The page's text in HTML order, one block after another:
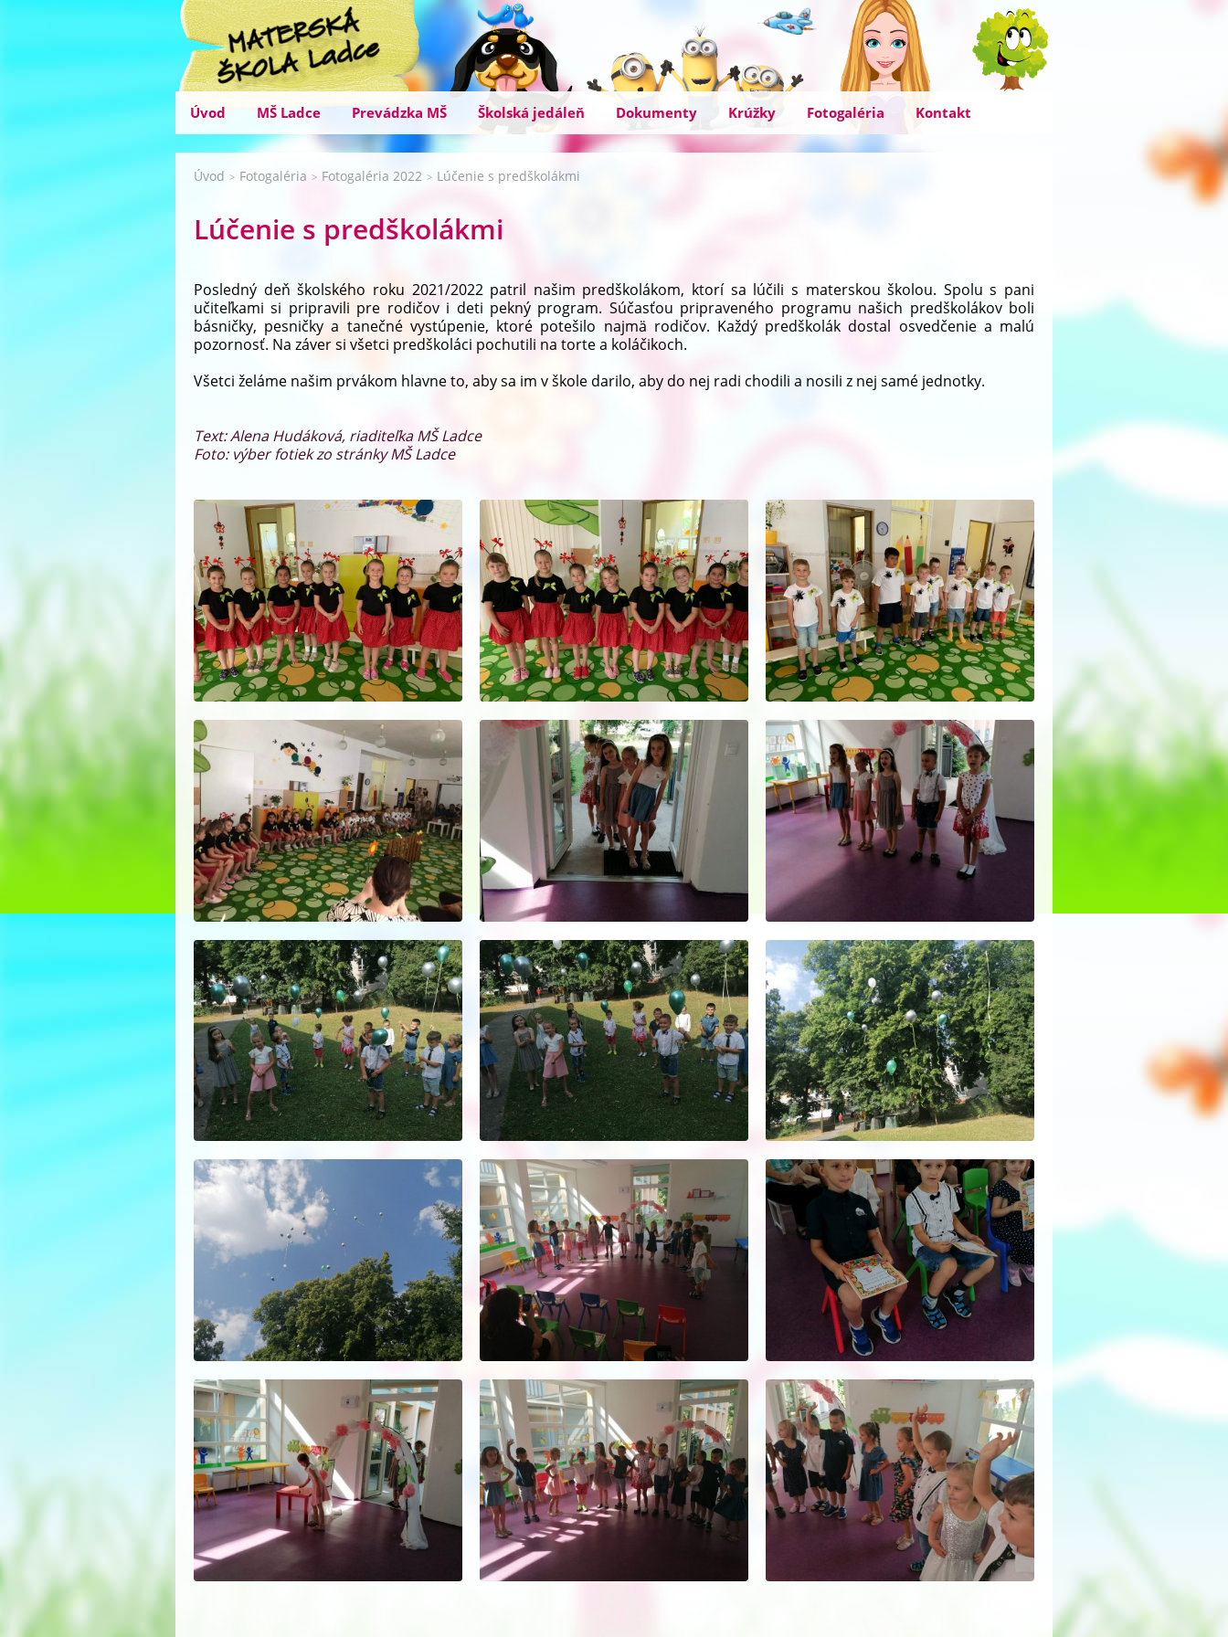
Úvod MŠ Ladce Prevádzka MŠ Školská jedáleň Dokumenty Krúžky Fotogaléria Kontakt
Úvod > Fotogaléria > Fotogaléria 2022 > Lúčenie s predškolákmi
Lúčenie s predškolákmi
Posledný deň školského roku 2021/2022 patril našim predškolákom, ktorí sa lúčili s materskou školou. Spolu s pani
učiteľkami si pripravili pre rodičov i deti pekný program. Súčasťou pripraveného programu našich predškolákov boli
básničky, pesničky a tanečné vystúpenie, ktoré potešilo najmä rodičov. Každý predškolák dostal osvedčenie a malú
pozornosť. Na záver si všetci predškoláci pochutili na torte a koláčikoch.
Všetci želáme našim prvákom hlavne to, aby sa im v škole darilo, aby do nej radi chodili a nosili z nej samé jednotky.
Text: Alena Hudáková, riaditeľka MŠ Ladce
Foto: výber fotiek zo stránky MŠ Ladce